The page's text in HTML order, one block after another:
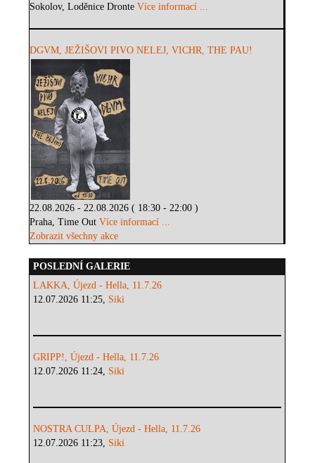
Sokolov, Loděnice DronteVíce informací ...
DGVM, JEŽIŠOVI PIVO NELEJ, VICHR, THE PAU!
22.08.2026 - 22.08.2026 ( 18:30 - 22:00 )
Praha, Time OutVíce informací ...
Zobrazit všechny akce
POSLEDNÍ GALERIE
LAKKA, Újezd - Hella, 11.7.26
12.07.2026 11:25, Siki
GRIPP!, Újezd - Hella, 11.7.26
12.07.2026 11:24, Siki
NOSTRA CULPA, Újezd - Hella, 11.7.26
12.07.2026 11:23, Siki